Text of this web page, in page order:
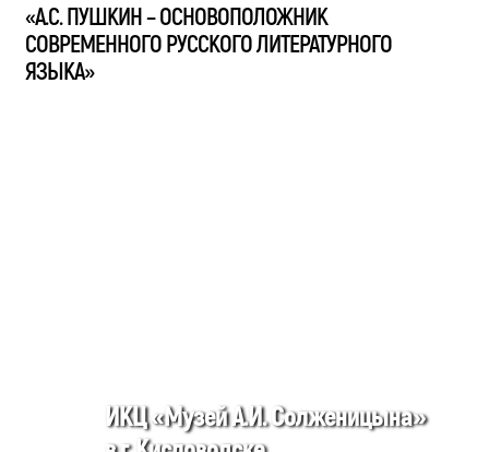
«А.С. ПУШКИН – ОСНОВОПОЛОЖНИК
СОВРЕМЕННОГО РУССКОГО ЛИТЕРАТУРНОГО
ЯЗЫКА»
ИКЦ «Музей А.И. Солженицына»